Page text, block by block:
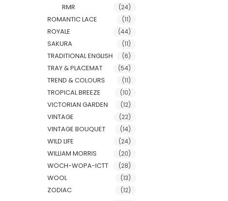
RMR (24)
ROMANTIC LACE (11)
ROYALE (44)
SAKURA (11)
TRADITIONAL ENGLISH (6)
TRAY & PLACEMAT (54)
TREND & COLOURS (11)
TROPICAL BREEZE (10)
VICTORIAN GARDEN (12)
VINTAGE (22)
VINTAGE BOUQUET (14)
WILD LIFE (24)
WILLIAM MORRIS (20)
WOCH-WOPA-ICTT (28)
WOOL (13)
ZODIAC (12)